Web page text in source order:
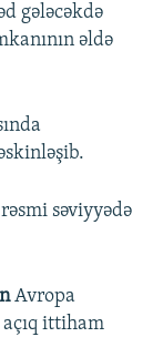
1080p
gələcəkdə
əldə
səviyyədə
Avropa
ittiham